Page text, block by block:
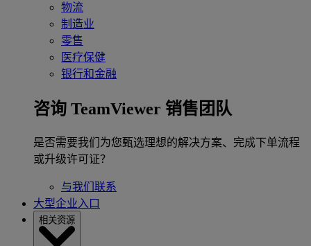
物流
制造业
零售
医疗保健
银行和金融
咨询 TeamViewer 销售团队
是否需要我们为您甄选理想的解决方案、完成下单流程
或升级许可证？
与我们联系
大型企业入口
相关资源